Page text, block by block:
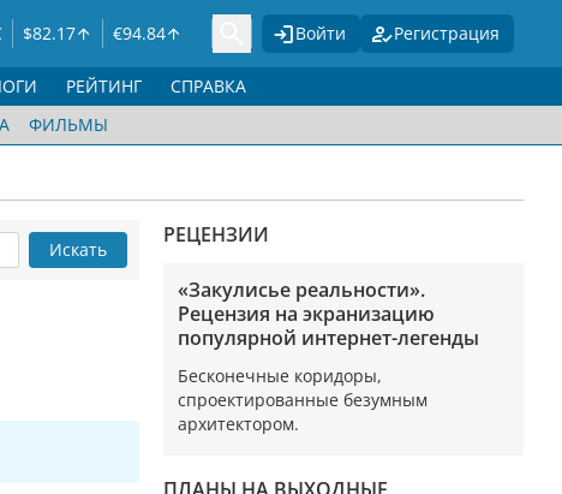
$82.17 €94.84 Войти Регистрация
ФИЛЬМЫ
РЕЙТИНГ СПРАВКА
Искать
РЕЦЕНЗИИ
«Закулисье реальности».
Рецензия на экранизацию
популярной интернет-легенды
Бесконечные коридоры,
спроектированные безумным
архитектором.